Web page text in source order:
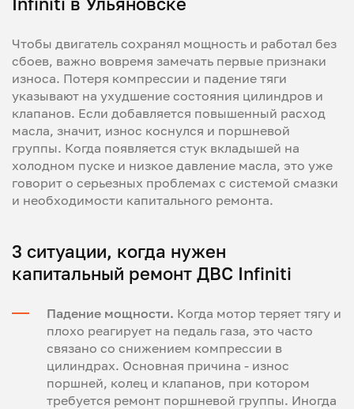
Чтобы двигатель сохранял мощность и работал без
сбоев, важно вовремя замечать первые признаки
износа. Потеря компрессии и падение тяги
указывают на ухудшение состояния цилиндров и
клапанов. Если добавляется повышенный расход
масла, значит, износ коснулся и поршневой
группы. Когда появляется стук вкладышей на
холодном пуске и низкое давление масла, это уже
говорит о серьезных проблемах с системой смазки
и необходимости капитального ремонта.
3 ситуации, когда нужен
капитальный ремонт ДВС Infiniti
Падение мощности. Когда мотор теряет тягу и
плохо реагирует на педаль газа, это часто
связано со снижением компрессии в
цилиндрах. Основная причина - износ
поршней, колец и клапанов, при котором
требуется ремонт поршневой группы. Иногда